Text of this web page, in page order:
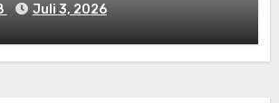
Juli 3, 2026